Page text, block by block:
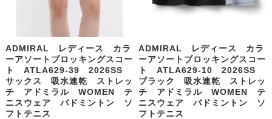
ADMIRAL レディース カラ
ーアソートブロッキングスコー
ト ATLA629-39 2026SS
サックス 吸水速乾 ストレッ
チ アドミラル WOMEN テ
ニスウェア バドミントン ソ
フトテニス
ADMIRAL レディース カラ
ーアソートブロッキングスコー
ト ATLA629-10 2026SS
ブラック 吸水速乾 ストレッ
チ アドミラル WOMEN テ
ニスウェア バドミントン ソ
フトテニス